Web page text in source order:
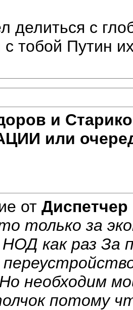
делиться с
тобой Путин
и
или
от Диспетчер
только за
как раз За
необходим
потому